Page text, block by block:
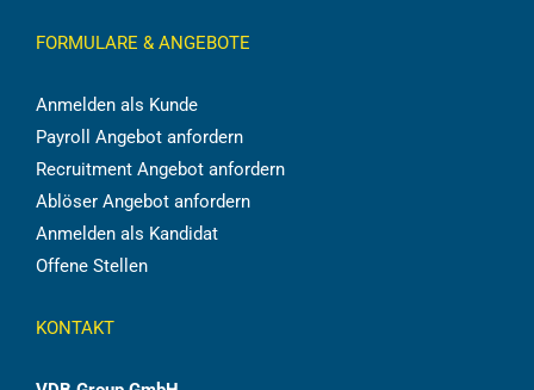
FORMULARE & ANGEBOTE
Anmelden als Kunde
Payroll Angebot anfordern
Recruitment Angebot anfordern
Ablöser Angebot anfordern
Anmelden als Kandidat
Offene Stellen
KONTAKT